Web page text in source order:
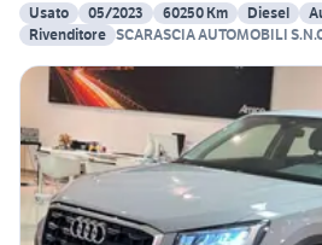
Usato
05/2023 60250 Km Diesel
Rivenditore SCARASCIA AUTOMOBILI